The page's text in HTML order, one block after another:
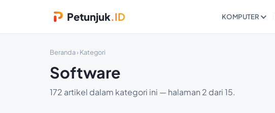
Petunjuk.ID KOMPUTER
Beranda› Kategori
Software
172 artikel dalam kategori ini — halaman 2 dari 15.